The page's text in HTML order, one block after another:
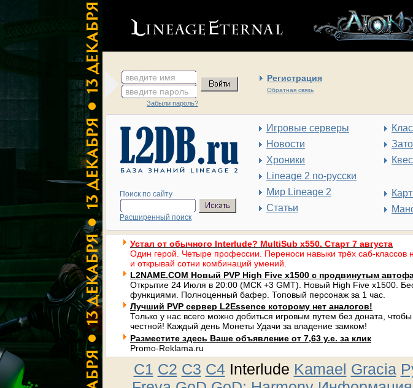
введите имя Регистрация
Обратная связь
введите пароль
Забыли пароль?
Поиск по сайту
Расширенный поиск
Игровые серверы
Новости
Хроники
Lineage 2 по-русски
Мир Lineage 2
Статьи
Устал от обычного Interlude? MultiSub x550. Старт 7 августа
Один герой. Четыре профессии. Переноси навыки трёх саб-классов
и открывай сотни комбинаций умений.
L2NAME.COM Новый PVP High Five x1500 с продвинутым
Открытие 24 Июля в 20:00 (МСК +3 GMT). Новый High Five x1500.
функциями. Полноценный бафер. Топовый персонаж за 1 час.
Лучший PVP сервер L2Essence которому нет аналогов!
Только у нас всего можно добиться игровым путем без доната,
честной! Каждый день Монеты Удачи за владение замком!
Разместите здесь Ваше объявление от 7,63 у.е. за клик
Promo-Reklama.ru
C1 C2 C3 C4Interlude Kamael Gracia